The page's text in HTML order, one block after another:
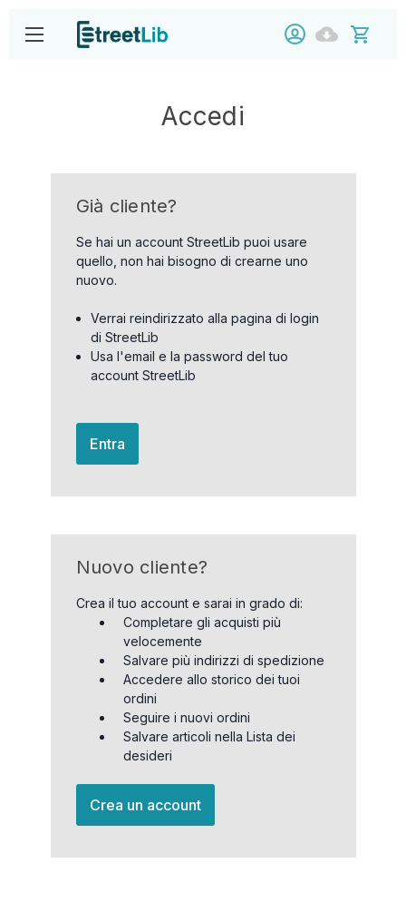
Accedi
Già cliente?
Se hai un account StreetLib puoi usare
quello, non hai bisogno di crearne uno
nuovo.
Verrai reindirizzato alla pagina di login
di StreetLib
Usa l'email e la password del tuo
account StreetLib
Entra
Nuovo cliente?
Crea il tuo account e sarai in grado di:
Completare gli acquisti più
velocemente
Salvare più indirizzi di spedizione
Accedere allo storico dei tuoi
ordini
Seguire i nuovi ordini
Salvare articoli nella Lista dei
desideri
Crea un account